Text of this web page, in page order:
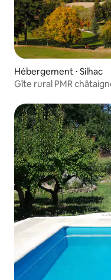
Hébergement ⋅ Silhac
Gîte rural PMR